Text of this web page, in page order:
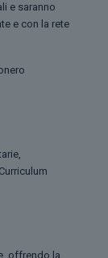
e saranno
e con la rete
offrendo la